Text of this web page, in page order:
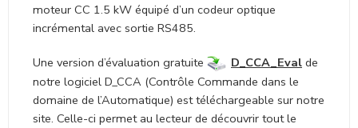
moteur CC 1.5 kW équipé d’un codeur optique
incrémental avec sortie RS485.
Une version d’évaluation gratuite D_CCA_Eval de
notre logiciel D_CCA (Contrôle Commande dans le
domaine de l’Automatique) est téléchargeable sur notre
site. Celle-ci permet au lecteur de découvrir tout le